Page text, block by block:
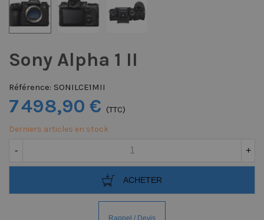
Sony Alpha 1 II
Référence: SONILCE1MII
7 498,90 € (TTC)
Derniers articles en stock
- +
ACHETER